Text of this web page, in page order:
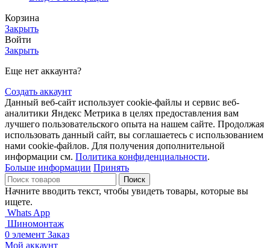
Корзина
Закрыть
Войти
Закрыть
Еще нет аккаунта?
Создать аккаунт
Данный веб-сайт использует cookie-файлы и сервис веб-
аналитики Яндекс Метрика в целях предоставления вам
лучшего пользовательского опыта на нашем сайте. Продолжая
использовать данный сайт, вы соглашаетесь с использованием
нами cookie-файлов. Для получения дополнительной
информации см. Политика конфиденциальности.
Больше информации Принять
Поиск
Начните вводить текст, чтобы увидеть товары, которые вы
ищете.
Whats App
Шиномонтаж
0 элемент Заказ
Мой аккаунт